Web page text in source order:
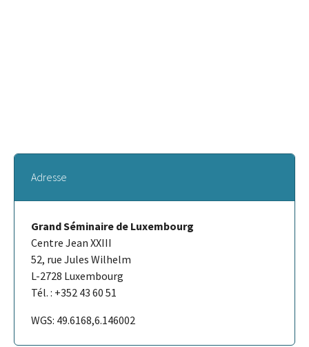
Adresse
Grand Séminaire de Luxembourg
Centre Jean XXIII
52, rue Jules Wilhelm
L-2728 Luxembourg
Tél. : +352 43 60 51
WGS: 49.6168,6.146002